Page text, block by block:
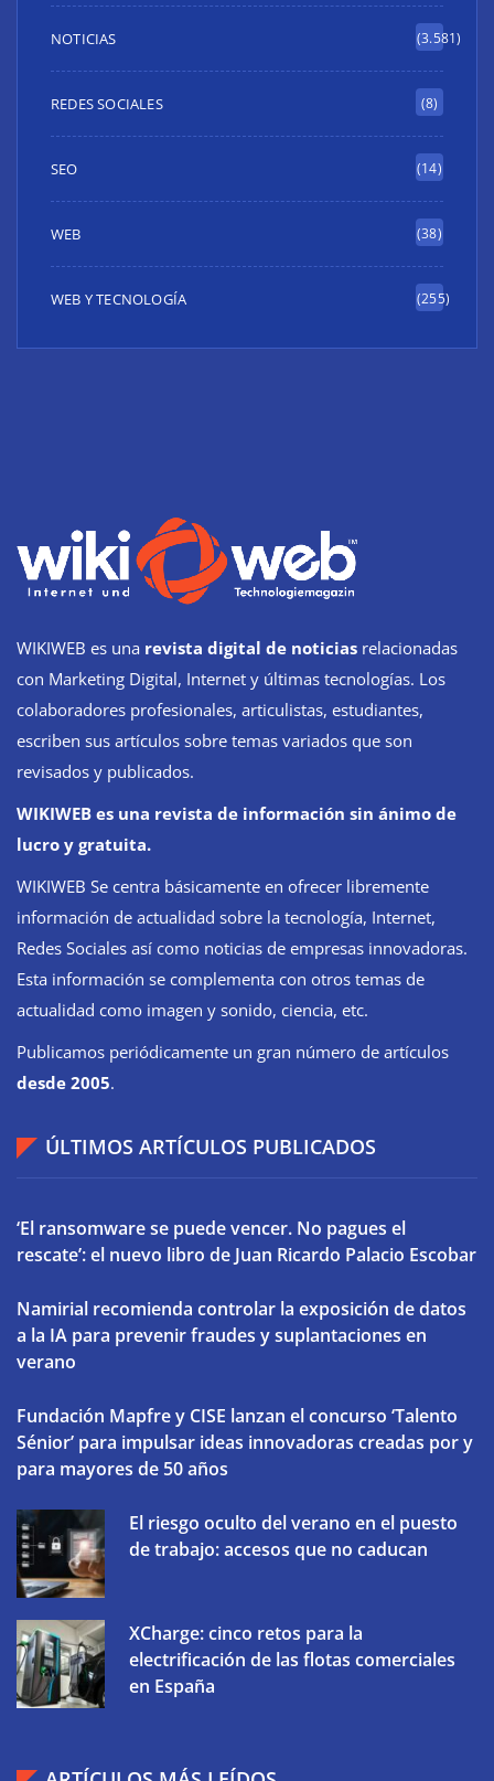
NOTICIAS (3.581)
REDES SOCIALES (8)
SEO (14)
WEB (38)
WEB Y TECNOLOGÍA (255)
WIKIWEB es una revista digital de noticias relacionadas
con Marketing Digital, Internet y últimas tecnologías. Los
colaboradores profesionales, articulistas, estudiantes,
escriben sus artículos sobre temas variados que son
revisados y publicados.
WIKIWEB es una revista de información sin ánimo de
lucro y gratuita.
WIKIWEB Se centra básicamente en ofrecer libremente
información de actualidad sobre la tecnología, Internet,
Redes Sociales así como noticias de empresas innovadoras.
Esta información se complementa con otros temas de
actualidad como imagen y sonido, ciencia, etc.
Publicamos periódicamente un gran número de artículos
desde 2005.
ÚLTIMOS ARTÍCULOS PUBLICADOS
‘El ransomware se puede vencer. No pagues el
rescate’: el nuevo libro de Juan Ricardo Palacio Escobar
Namirial recomienda controlar la exposición de datos
a la IA para prevenir fraudes y suplantaciones en
verano
Fundación Mapfre y CISE lanzan el concurso ‘Talento
Sénior’ para impulsar ideas innovadoras creadas por y
para mayores de 50 años
El riesgo oculto del verano en el puesto
de trabajo: accesos que no caducan
XCharge: cinco retos para la
electrificación de las flotas comerciales
en España